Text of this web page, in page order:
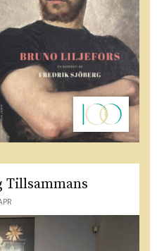
Tillsammans